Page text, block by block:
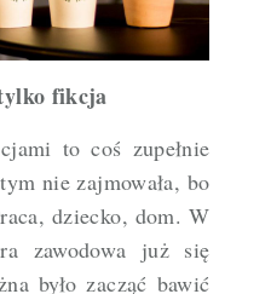
fikcja
to coś zupełnie
nie zajmowała, bo
dziecko, dom. W
zawodowa już się
było zacząć bawić